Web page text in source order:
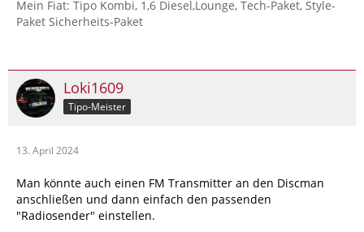
Mein Fiat: Tipo Kombi, 1,6 Diesel,Lounge, Tech-Paket, Style-
Paket Sicherheits-Paket
Loki1609
Tipo-Meister
13. April 2024
Man könnte auch einen FM Transmitter an den Discman
anschließen und dann einfach den passenden
"Radiosender" einstellen.